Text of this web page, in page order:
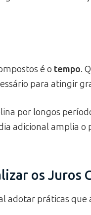
é o tempo.
para atingir
por longos
adicional amplia o
os Juros
adotar práticas que